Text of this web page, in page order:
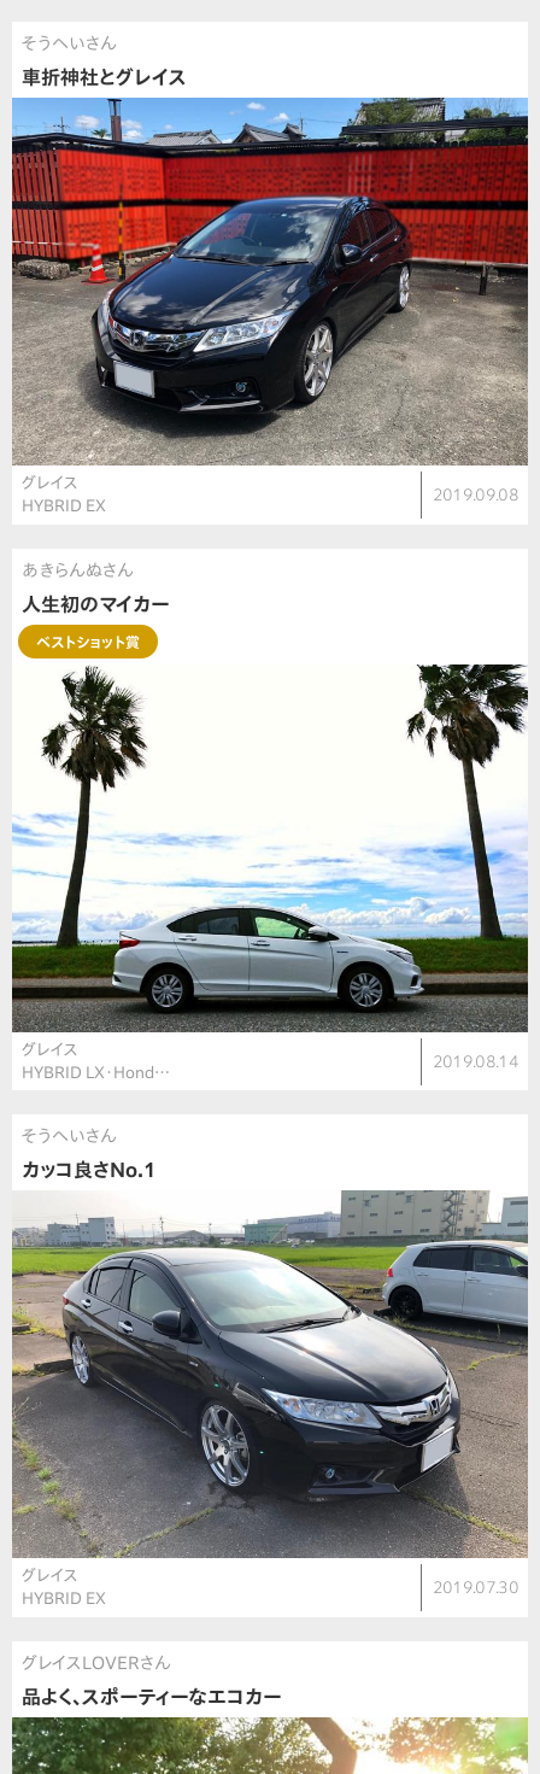
そうへいさん
車折神社とグレイス
グレイス
HYBRID EX
2019.09.08
あきらんぬさん
人生初のマイカー
ベストショット賞
グレイス
HYBRID LX・Hond…
2019.08.14
そうへいさん
カッコ良さNo.1
グレイス
HYBRID EX
2019.07.30
グレイスLOVERさん
品よく、スポーティーなエコカー